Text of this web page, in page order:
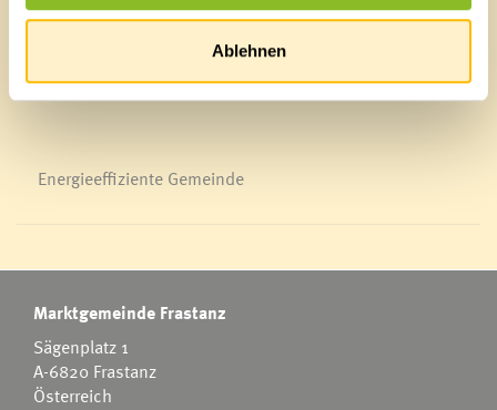
Ablehnen
Mediathek
Energieeffiziente Gemeinde
Marktgemeinde Frastanz
Sägenplatz 1
A-6820 Frastanz
Österreich